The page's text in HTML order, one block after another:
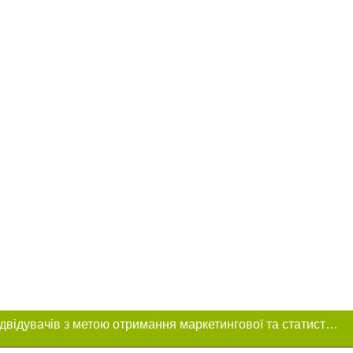
Цей сайт використовує «cookies». Також веб-сайт використовує інтернет-сервіс для збору технічних даних стосовно відвідувачів з метою отримання маркетингової та статистичної інформації. Умови обробки даних відвідувачів сайту див.